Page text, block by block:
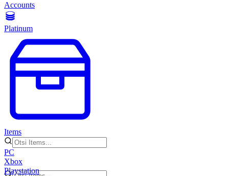
Accounts
Platinum
Items
PC
Xbox
Playstation